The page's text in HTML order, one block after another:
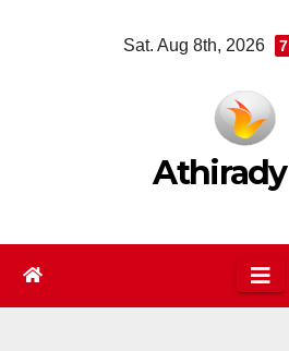
Sat. Aug 8th, 2026